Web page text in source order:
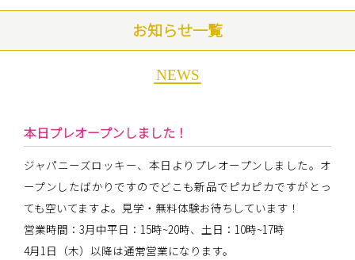
お知らせ一覧
NEWS
本日プレオープンしました！
ジャパニーズロッキー、本日よりプレオープンしました。オ
ープンしたばかりですのでどこも新品でピカピカですがとっ
ても空いてますよ。見学・無料体験お待ちしています！
営業時間：3月中平日：15時~20時、土日：10時~17時
4月1日（木）以降は通常営業になります。